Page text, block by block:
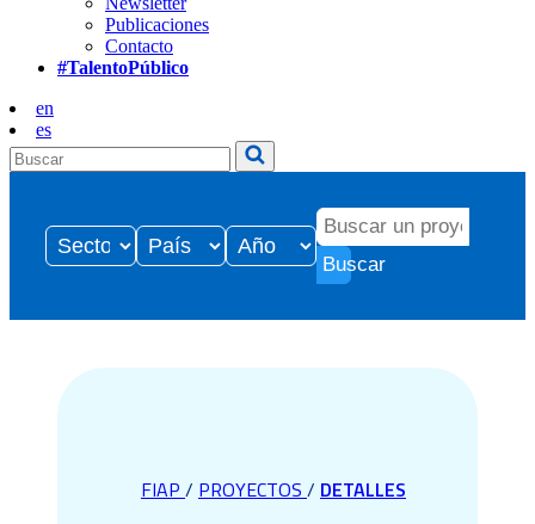
Publicaciones
Contacto
#TalentoPúblico
en
es
Buscar
FIAP / PROYECTOS / DETALLES